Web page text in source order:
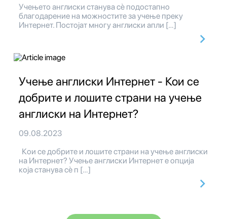
Учењето англиски станува сè подостапно
благодарение на можностите за учење преку
Интернет. Постојат многу англиски апли […]
Учење англиски Интернет - Кои се
добрите и лошите страни на учење
англиски на Интернет?
09.08.2023
Кои се добрите и лошите страни на учење англиски
на Интернет? Учење англиски Интернет е опција
која станува сè п […]